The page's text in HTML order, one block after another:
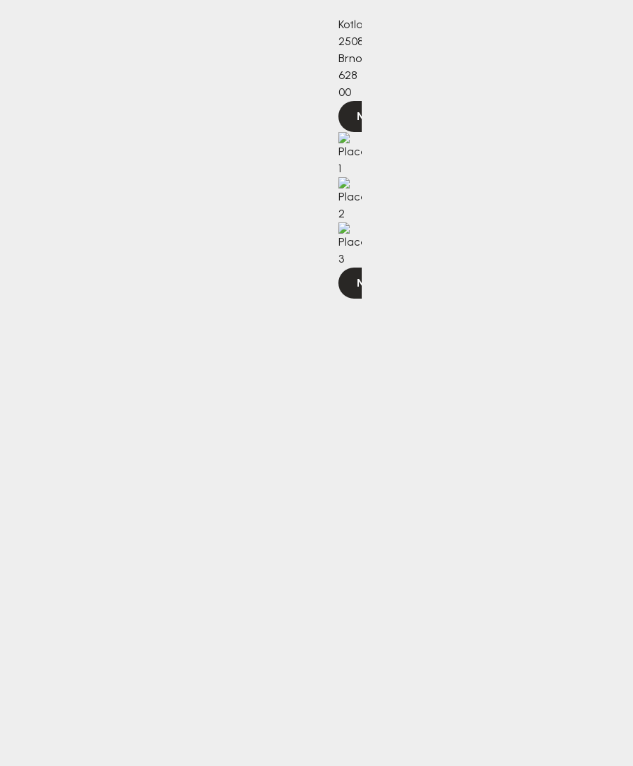
Kotlanova
2508/3a,
Brno,
628
00
Navigovat
Navigovat